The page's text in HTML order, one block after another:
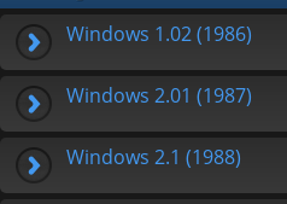
Windows 1.02 (1986)
Windows 2.01 (1987)
Windows 2.1 (1988)